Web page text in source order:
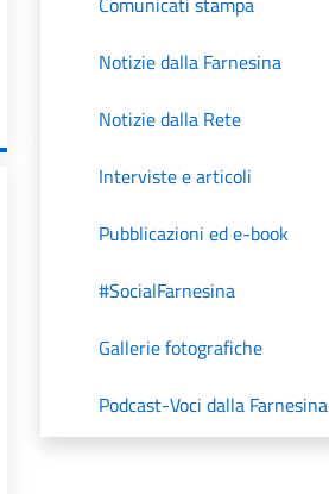
Notizie dalla Farnesina
Notizie dalla Rete
Interviste e articoli
Pubblicazioni ed e-book
#SocialFarnesina
Gallerie fotografiche
Podcast-Voci dalla Farnesina